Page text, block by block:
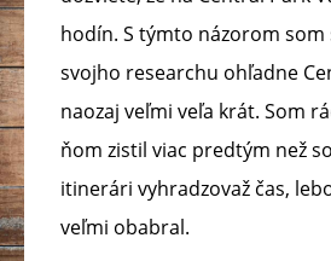
hodín. S týmto názorom
svojho researchu ohľadne
naozaj veľmi veľa krát. Som
ňom zistil viac predtým než
itinerári vyhradzovaž čas,
veľmi obabral.